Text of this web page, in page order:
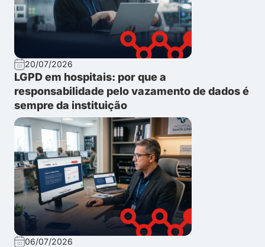
20/07/2026
LGPD em hospitais: por que a
responsabilidade pelo vazamento de dados é
sempre da instituição
06/07/2026